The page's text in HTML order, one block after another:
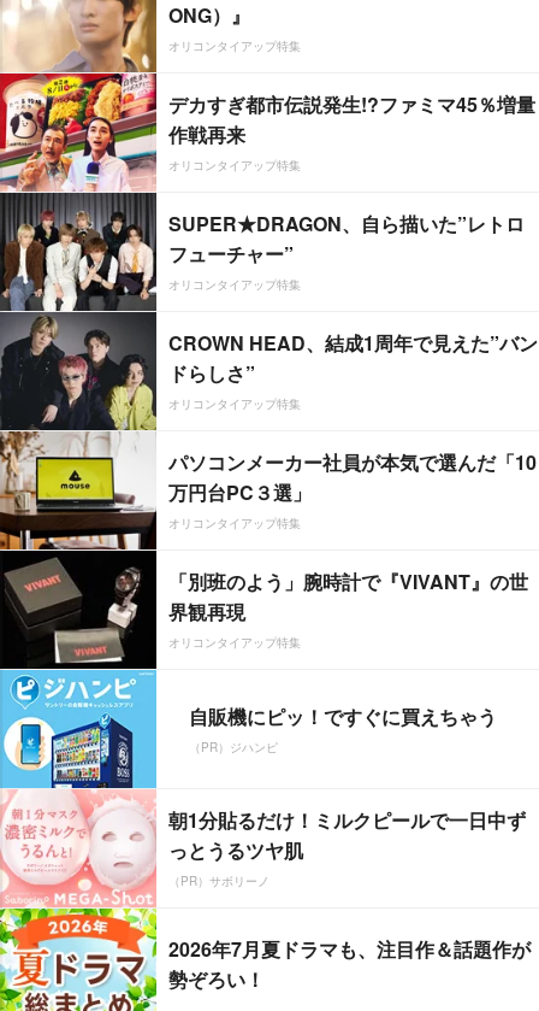
ONG）』
オリコンタイアップ特集
デカすぎ都市伝説発生!?ファミマ45％増量
作戦再来
オリコンタイアップ特集
SUPER★DRAGON、自ら描いた”レトロ
フューチャー”
オリコンタイアップ特集
CROWN HEAD、結成1周年で見えた”バン
ドらしさ”
オリコンタイアップ特集
パソコンメーカー社員が本気で選んだ「10
万円台PC３選」
オリコンタイアップ特集
「別班のよう」腕時計で『VIVANT』の世
界観再現
オリコンタイアップ特集
自販機にピッ！ですぐに買えちゃう
（PR）ジハンピ
朝1分貼るだけ！ミルクピールで一日中ず
っとうるツヤ肌
（PR）サボリーノ
2026年7月夏ドラマも、注目作＆話題作が
勢ぞろい！